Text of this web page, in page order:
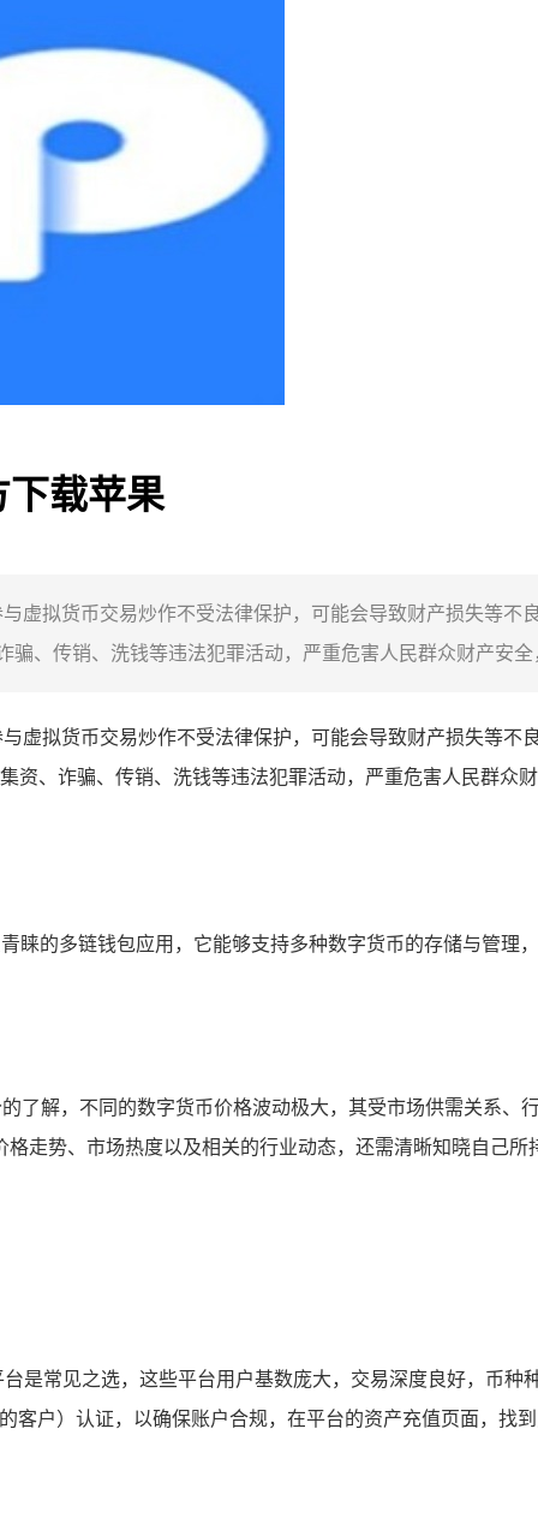
载苹果
虚拟货币交易炒作不受法律保护，可能会导致财产损失等不
、传销、洗钱等违法犯罪活动，严重危害人民群众财产安
虚拟货币交易炒作不受法律保护，可能会导致财产损失等不
资、诈骗、传销、洗钱等违法犯罪活动，严重危害人民群众
睐的多链钱包应用，它能够支持多种数字货币的存储与管
了解，不同的数字货币价格波动极大，其受市场供需关系
走势、市场热度以及相关的行业动态，还需清晰知晓自己
是常见之选，这些平台用户基数庞大，交易深度良好，币
户）认证，以确保账户合规，在平台的资产充值页面，找